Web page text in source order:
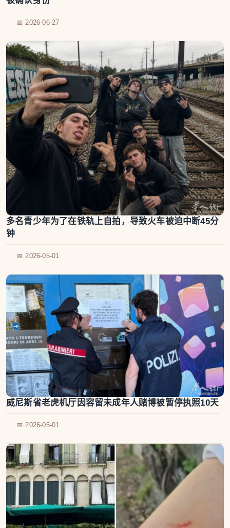
📅 2026-06-27
多名青少年为了在铁轨上自拍，导致火车被迫中断45分
钟
📅 2026-05-01
威尼斯省老虎机厅因容留未成年人赌博被暂停执照10天
📅 2026-05-01